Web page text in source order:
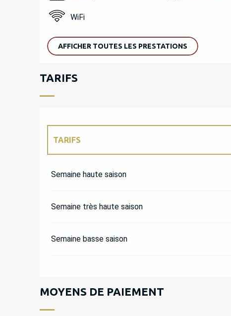
WiFi
AFFICHER TOUTES LES PRESTATIONS
TARIFS
TARIFS
Semaine haute saison
Semaine très haute saison
Semaine basse saison
MOYENS DE PAIEMENT